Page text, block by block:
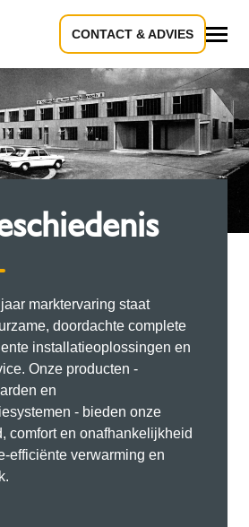
CONTACT & ADVIES
marktervaring staat
doordachte complete
installatieoplossingen en
Onze producten -
en
- bieden onze
comfort en onafhankelijkheid
efficiënte verwarming en